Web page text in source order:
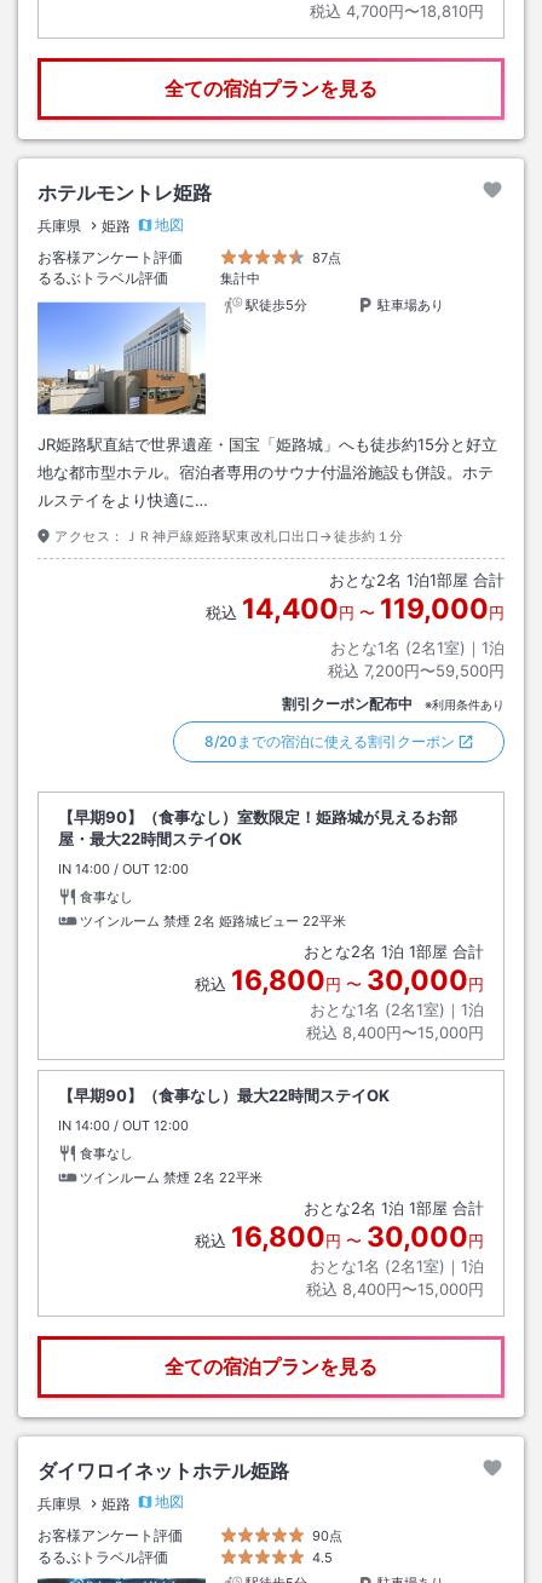
税込 4,700円〜18,810円
全ての宿泊プランを見る
ホテルモントレ姫路
兵庫県 姫路
地図
お客様アンケート評価
87点
るるぶトラベル評価
集計中
駅徒歩5分
駐車場あり
JR姫路駅直結で世界遺産・国宝「姫路城」へも徒歩約15分と好立
地な都市型ホテル。宿泊者専用のサウナ付温浴施設も併設。ホテ
ルステイをより快適に…
アクセス： ＪＲ神戸線姫路駅東改札口出口→徒歩約１分
おとな2名 1泊1部屋 合計
税込 14,400円 〜 119,000円
おとな1名 (2名1室)｜ 1泊
税込 7,200円〜59,500円
割引クーポン配布中 ※利用条件あり
8/20までの宿泊に使える割引クーポン
【早期90】（食事なし）室数限定！姫路城が見えるお部
屋・最大22時間ステイOK
IN チェックイン
14:00 / OUT チェックアウト
12:00
食事なし
ツインルーム 禁煙 2名 姫路城ビュー 22平米
おとな2名 1泊 1部屋 合計
税込 16,800円 〜 30,000円
おとな1名 (2名1室)｜ 1泊
税込 8,400円〜15,000円
【早期90】（食事なし）最大22時間ステイOK
IN チェックイン
14:00 / OUT チェックアウト
12:00
食事なし
ツインルーム 禁煙 2名 22平米
おとな2名 1泊 1部屋 合計
税込 16,800円 〜 30,000円
おとな1名 (2名1室)｜ 1泊
税込 8,400円〜15,000円
全ての宿泊プランを見る
ダイワロイネットホテル姫路
兵庫県 姫路
地図
お客様アンケート評価
90点
るるぶトラベル評価
4.5